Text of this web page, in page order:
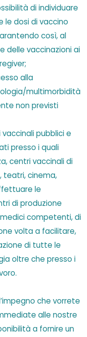
di individuare
le dosi di vaccino
così, al
delle vaccinazioni ai
alla
multimorbidità
non previsti
pubblici e
presso i quali
centri vaccinali di
teatri, cinema,
le
di produzione
competenti, di
volta a facilitare,
di tutte le
oltre che presso i
che vorrete
alle nostre
a fornire un